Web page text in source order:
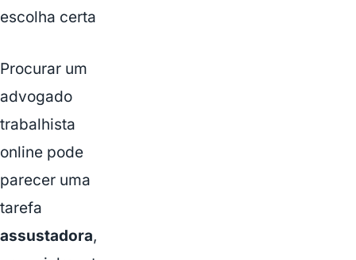
escolha certa
Procurar um
advogado
trabalhista
online pode
parecer uma
tarefa
assustadora,